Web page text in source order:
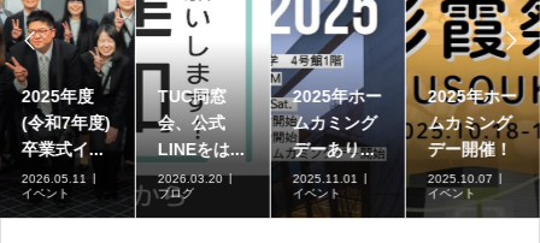

2025年度
(令和7年度)
卒業式イ...
2026.05.11
イベント
TUC同窓
会、公式
LINEをは...
2026.03.20
ブログ
2025年ホー
ムカミング
デーあり...
2025.11.01
イベント
2025年ホー
ムカミング
デー開催！
2025.10.07
イベント
